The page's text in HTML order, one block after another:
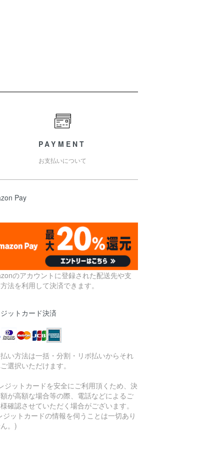
PAYMENT
お支払いについて
Pay
のアカウントに登録された配送先や支
法を利用して決済できます。
ットカード決済
い方法は一括・分割・リボ払いからそれ
選択いただけます。
ジットカードを安全にご利用頂くため、決
が高額な場合等の際、電話などによるご
確認させていただく場合がございます。
ジットカードの情報を伺うことは一切あり
。)